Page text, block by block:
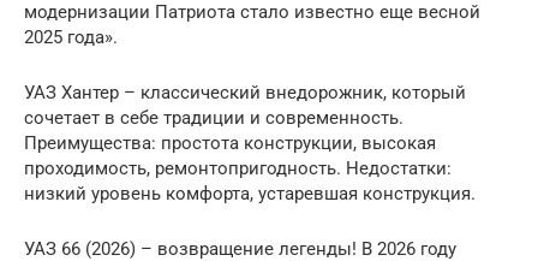
модернизации Патриота стало известно еще весной
2025 года».
УАЗ Хантер – классический внедорожник, который
сочетает в себе традиции и современность.
Преимущества: простота конструкции, высокая
проходимость, ремонтопригодность. Недостатки:
низкий уровень комфорта, устаревшая конструкция.
УАЗ 66 (2026) – возвращение легенды! В 2026 году